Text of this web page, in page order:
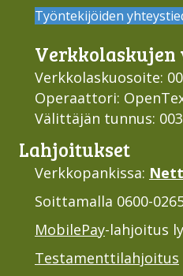
Työntekijöiden
Verkko­laskujen
Verkkolaskuosoite:
Operaattori:
Välittäjän tunnus:
Lahjoi­tukset
Verkkopankissa:
Soittamalla 0600-
MobilePay-lahjoitus
Testamenttilahjoitus